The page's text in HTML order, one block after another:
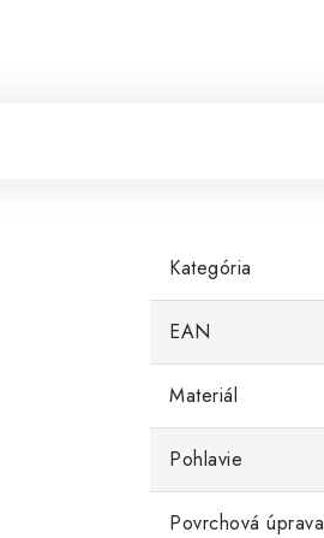
Kategória
EAN
Materiál
Pohlavie
Povrchová úprava